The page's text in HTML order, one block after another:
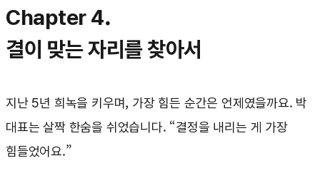
Chapter 4.
결이 맞는 자리를 찾아서
지난 5년 희녹을 키우며, 가장 힘든 순간은 언제였을까요. 박
대표는 살짝 한숨을 쉬었습니다. “결정을 내리는 게 가장
힘들었어요.”